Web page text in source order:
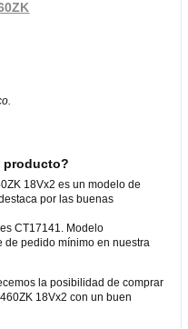
producto?
18Vx2 es un modelo de
por las buenas
CT17141. Modelo
de pedido mínimo en nuestra
la posibilidad de comprar
18Vx2 con un buen